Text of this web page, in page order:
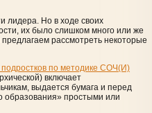
лидера. Но в ходе своих
их было слишком много или же
рассмотреть некоторые
подростков по методике СОЧ(И)
включает
выдается бумага и перед
образования» простыми или